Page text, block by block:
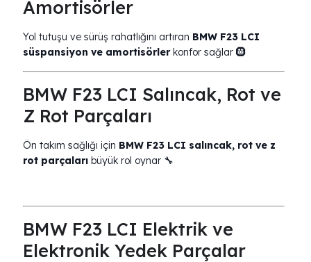
Amortisörler
Yol tutuşu ve sürüş rahatlığını artıran BMW F23 LCI
süspansiyon ve amortisörlerkonfor sağlar 🛞
BMW F23 LCI Salıncak, Rot ve
Z Rot Parçaları
Ön takım sağlığı için BMW F23 LCI salıncak, rot ve z
rot parçaları büyük rol oynar 🔧
BMW F23 LCI Elektrik ve
Elektronik Yedek Parçalar